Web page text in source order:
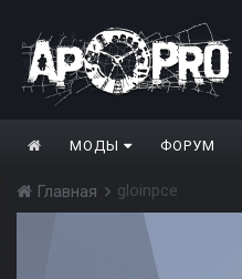
МОДЫ ФОРУМ
Главная gloinpce